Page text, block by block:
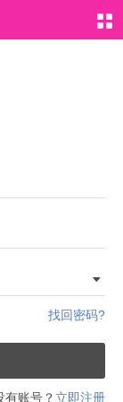
找回密码?
有账号？ 立即注册